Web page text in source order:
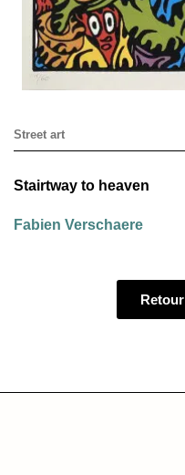
Street art
Stairtway to heaven
Fabien Verschaere